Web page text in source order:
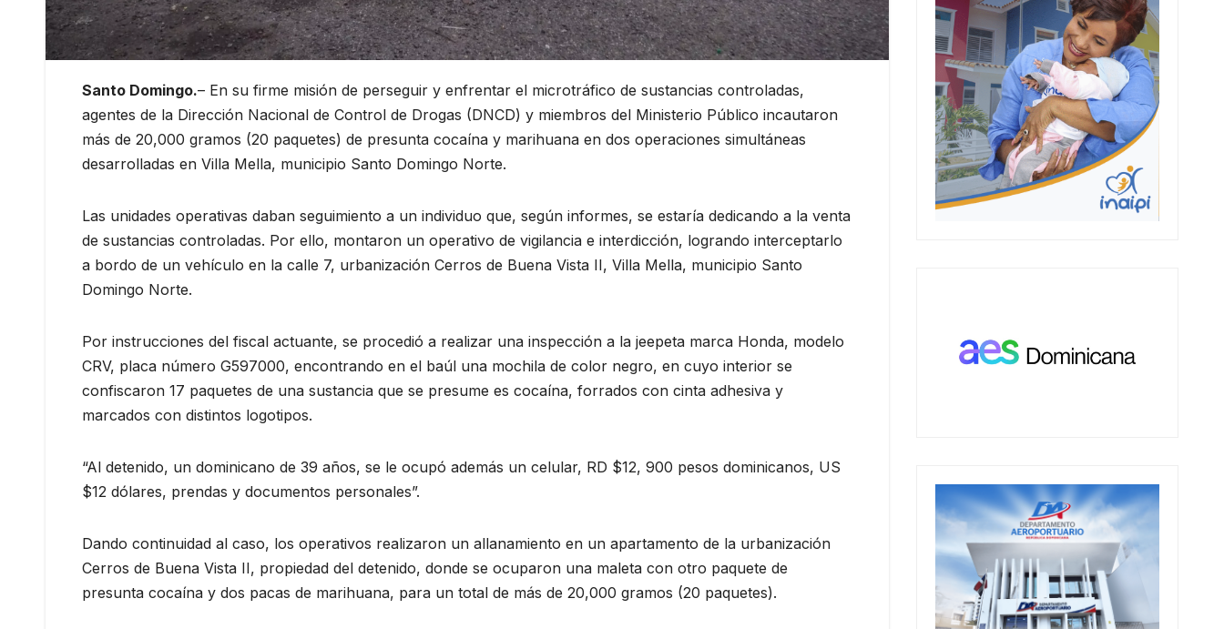
Santo Domingo.– En su firme misión de perseguir y enfrentar el microtráfico de sustancias controladas,
agentes de la Dirección Nacional de Control de Drogas (DNCD) y miembros del Ministerio Público incautaron
más de 20,000 gramos (20 paquetes) de presunta cocaína y marihuana en dos operaciones simultáneas
desarrolladas en Villa Mella, municipio Santo Domingo Norte.
Las unidades operativas daban seguimiento a un individuo que, según informes, se estaría dedicando a la venta
de sustancias controladas. Por ello, montaron un operativo de vigilancia e interdicción, logrando interceptarlo
a bordo de un vehículo en la calle 7, urbanización Cerros de Buena Vista II, Villa Mella, municipio Santo
Domingo Norte.
Por instrucciones del fiscal actuante, se procedió a realizar una inspección a la jeepeta marca Honda, modelo
CRV, placa número G597000, encontrando en el baúl una mochila de color negro, en cuyo interior se
confiscaron 17 paquetes de una sustancia que se presume es cocaína, forrados con cinta adhesiva y
marcados con distintos logotipos.
“Al detenido, un dominicano de 39 años, se le ocupó además un celular, RD $12, 900 pesos dominicanos, US
$12 dólares, prendas y documentos personales”.
Dando continuidad al caso, los operativos realizaron un allanamiento en un apartamento de la urbanización
Cerros de Buena Vista II, propiedad del detenido, donde se ocuparon una maleta con otro paquete de
presunta cocaína y dos pacas de marihuana, para un total de más de 20,000 gramos (20 paquetes).